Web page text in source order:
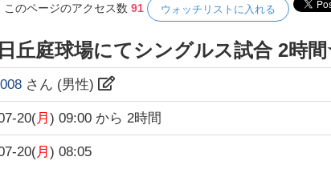
このページのアクセス数91 ウォッチリストに入れる
丘庭球場にてシングルス試合 2
さん (男性)
20(月) 09:00 から2時間
20(月) 08:05